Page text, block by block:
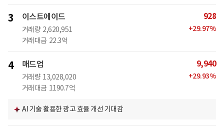
3 이스트에이드
거래량 2,620,951
거래대금 22.3억
928
+29.97%
4 매드업
거래량 13,028,020
거래대금 1190.7억
9,940
+29.93%
AI 기술 활용한 광고 효율 개선 기대감